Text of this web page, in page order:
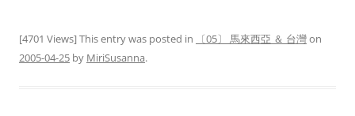
[4701 Views] This entry was posted in 〔05〕 馬來西亞 ＆ 台灣on
2005-04-25 by MiriSusanna.